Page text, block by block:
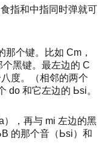
指和中指同时弹就可
个键。比如 Cm，
黑键。最左边的 C
度。（相邻的两个
do 和它左边的 Ьsi。
），再与 mi 左边的黑
的那个音（Ьsi）和